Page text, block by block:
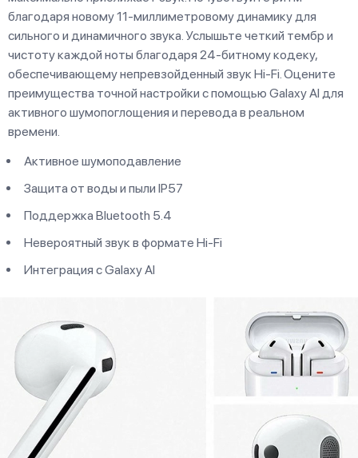
благодаря новому 11-миллиметровому динамику для
сильного и динамичного звука. Услышьте четкий тембр и
чистоту каждой ноты благодаря 24-битному кодеку,
обеспечивающему непревзойденный звук Hi-Fi. Оцените
преимущества точной настройки с помощью Galaxy AI для
активного шумопоглощения и перевода в реальном
времени.
Активное шумоподавление
Защита от воды и пыли IP57
Поддержка Bluetooth 5.4
Невероятный звук в формате Hi-Fi
Интеграция с Galaxy AI